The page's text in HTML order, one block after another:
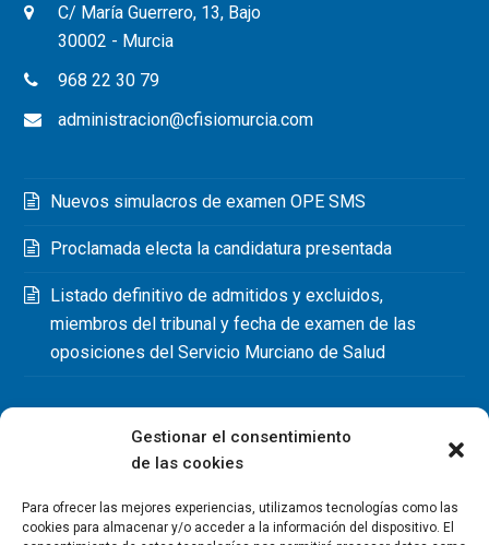
Gestionar el consentimiento
de las cookies
Para ofrecer las mejores experiencias, utilizamos tecnologías como las
cookies para almacenar y/o acceder a la información del dispositivo. El
C/ María Guerrero, 13, Bajo
30002 - Murcia
968 22 30 79
administracion@cfisiomurcia.com
Nuevos simulacros de examen OPE SMS
Proclamada electa la candidatura presentada
Listado definitivo de admitidos y excluidos,
miembros del tribunal y fecha de examen de las
oposiciones del Servicio Murciano de Salud